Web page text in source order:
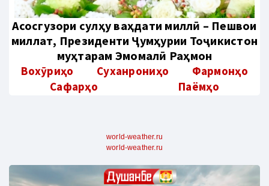
Aсосгузори сулҳу ваҳдати миллӣ – Пешвои
миллат, Президенти Ҷумҳурии Тоҷикистон
муҳтарам Эмомалӣ Раҳмон
Вохӯриҳо Суханрониҳо
Фармонҳо
Сафарҳо
Паёмҳо
world-weather.ru
world-weather.ru